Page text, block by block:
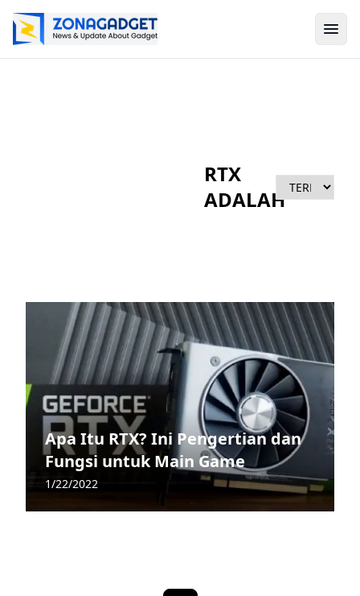
RTX
ADALAH
Apa Itu RTX? Ini Pengertian dan
Fungsi untuk Main Game
1/22/2022